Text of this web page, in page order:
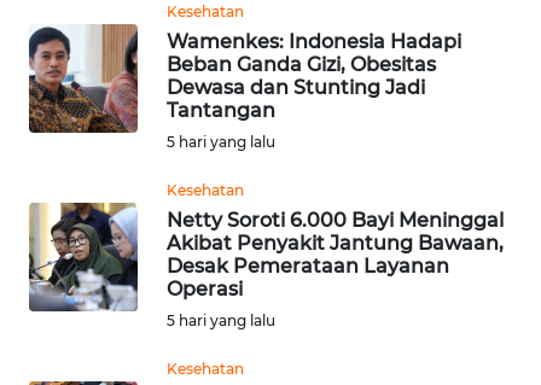
Kesehatan
Wamenkes: Indonesia Hadapi
Beban Ganda Gizi, Obesitas
Dewasa dan Stunting Jadi
Tantangan
5 hari yang lalu
Kesehatan
Netty Soroti 6.000 Bayi Meninggal
Akibat Penyakit Jantung Bawaan,
Desak Pemerataan Layanan
Operasi
5 hari yang lalu
Kesehatan
EKUIN
SAINS-TEKNO
INTERNASIONAL
SERBA-SERBI